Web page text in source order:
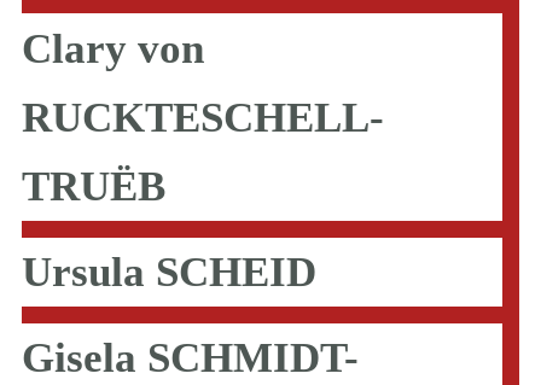
Clary von
RUCKTESCHELL-
TRUËB
Ursula SCHEID
Gisela SCHMIDT-